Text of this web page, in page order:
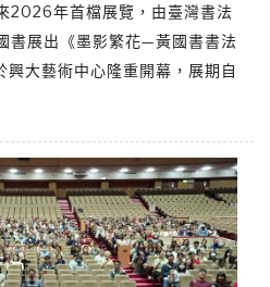
2026年首檔展覽，由臺灣書法
書展出《墨影繁花—黃國書書法
大藝術中心隆重開幕，展期自